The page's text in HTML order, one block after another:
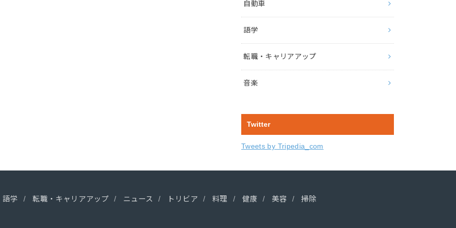
自動車
語学
転職・キャリアアップ
音楽
Twitter
Tweets by Tripedia_com
語学 転職・キャリアアップ ニュース トリビア 料理 健康 美容 掃除